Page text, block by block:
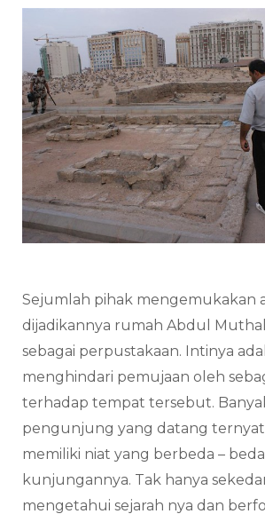
Sejumlah pihak mengemukakan
dijadikannya rumah Abdul
sebagai perpustakaan. Intinya
menghindari pemujaan oleh
terhadap tempat tersebut.
pengunjung yang datang
memiliki niat yang berbeda –
kunjungannya. Tak hanya
mengetahui sejarah nya dan